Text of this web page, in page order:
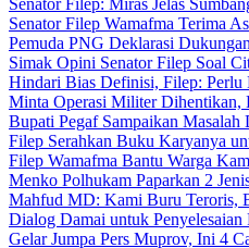
Senator Filep: Miras Jelas
Senator Filep Wamafma Terima
Pemuda PNG Deklarasi
Simak Opini Senator Filep Soal
Hindari Bias Definisi, Filep:
Minta Operasi Militer Dihentikan,
Bupati Pegaf Sampaikan Masalah
Filep Serahkan Buku Karyanya
Filep Wamafma Bantu Warga
Menko Polhukam Paparkan 2
Mahfud MD: Kami Buru Teroris,
Dialog Damai untuk
Gelar Jumpa Pers Muprov, Ini 4